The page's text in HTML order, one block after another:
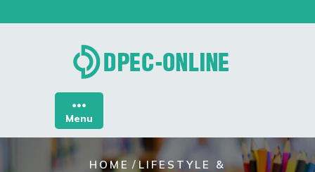
to
Menu
HOME / LIFESTYLE &